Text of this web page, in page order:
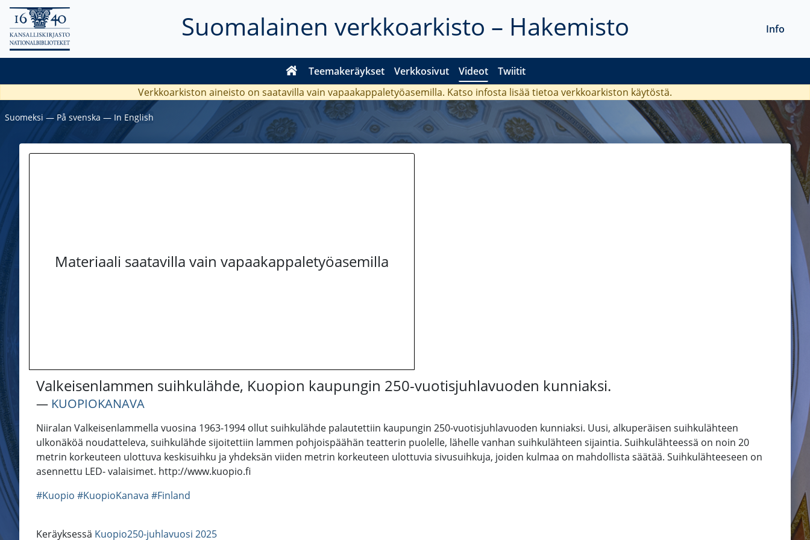
Suomalainen verkkoarkisto – Hakemisto
Teemakeräykset Verkkosivut Videot Twiitit
Info
Verkkoarkiston aineisto on saatavilla vain vapaakappaletyöasemilla. Katso infosta lisää tietoa verkkoarkiston käytöstä.
Suomeksi ― På svenska ― In English
Materiaali saatavilla vain vapaakappaletyöasemilla
Valkeisenlammen suihkulähde, Kuopion kaupungin 250-vuotisjuhlavuoden kunniaksi.
― KUOPIOKANAVA
Niiralan Valkeisenlammella vuosina 1963-1994 ollut suihkulähde palautettiin kaupungin 250-vuotisjuhlavuoden kunniaksi. Uusi, alkuperäisen suihkulähteen
ulkonäköä noudatteleva, suihkulähde sijoitettiin lammen pohjoispäähän teatterin puolelle, lähelle vanhan suihkulähteen sijaintia. Suihkulähteessä on noin 20
metrin korkeuteen ulottuva keskisuihku ja yhdeksän viiden metrin korkeuteen ulottuvia sivusuihkuja, joiden kulmaa on mahdollista säätää. Suihkulähteeseen on
asennettu LED- valaisimet. http://www.kuopio.fi
#Kuopio #KuopioKanava #Finland
Keräyksessä Kuopio250-juhlavuosi 2025